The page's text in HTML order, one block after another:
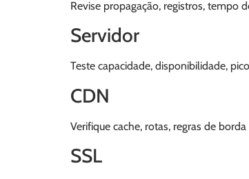
Revise propagação, registros, tempo
Servidor
Teste capacidade, disponibilidade,
CDN
Verifique cache, rotas, regras de
SSL